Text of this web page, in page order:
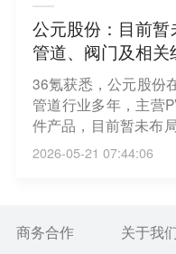
公元股份：目前
管道、阀门及相关
36氪获悉，公元股份
管道行业多年，主营
件产品，目前暂未布
及相关组件。
2026-05-21 07:44:06
商务合作 关于我